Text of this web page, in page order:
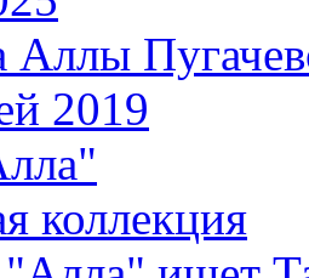
Аллы
2019
коллекция